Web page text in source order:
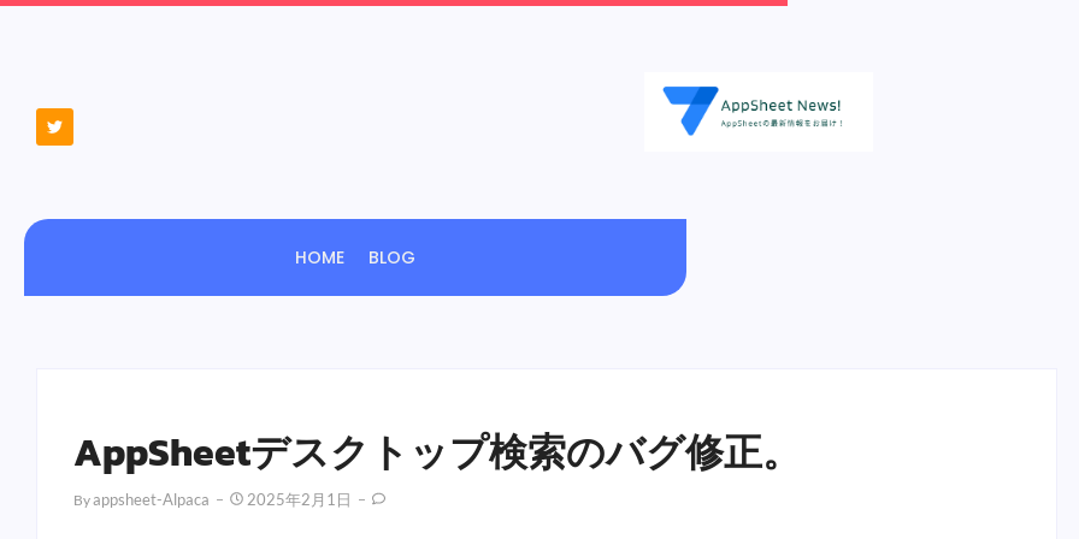
HOME BLOG
AppSheetデスクトップ検索のバグ修正。
ByAppsheet-Alpaca 2025年2月1日